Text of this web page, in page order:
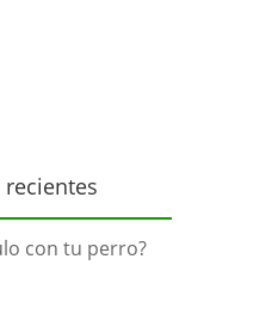
recientes
con tu perro?